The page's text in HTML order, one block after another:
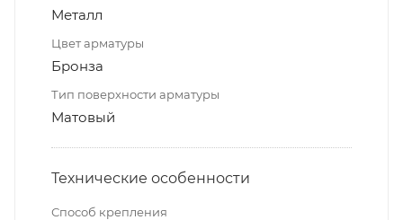
Металл
Цвет арматуры
Бронза
Тип поверхности арматуры
Матовый
Технические особенности
Способ крепления